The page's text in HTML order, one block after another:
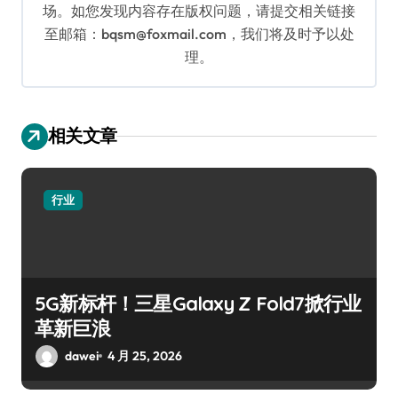
场。如您发现内容存在版权问题，请提交相关链接
至邮箱：bqsm@foxmail.com，我们将及时予以处
理。
相关文章
行业
5G新标杆！三星Galaxy Z Fold7掀行业
革新巨浪
dawei 4 月 25, 2026